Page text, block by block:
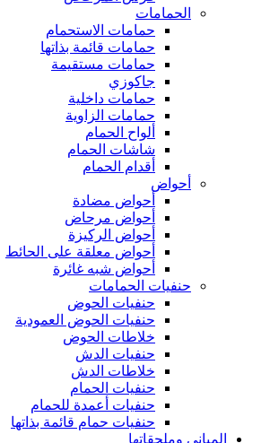
الحمامات
حمامات الاستحمام
حمامات قائمة بذاتها
حمامات مستقيمة
جاكوزي
حمامات داخلية
حمامات الزاوية
ألواح الحمام
شاشات الحمام
أقدام الحمام
أحواض
أحواض مضادة
أحواض مرحاض
أحواض الركيزة
أحواض معلقة على الحائط
أحواض شبه غائرة
حنفيات الحمامات
حنفيات الحوض
حنفيات الحوض العمودية
خلاطات الحوض
حنفيات الدش
خلاطات الدش
حنفيات الحمام
حنفيات أعمدة للحمام
حنفيات حمام قائمة بذاتها
المباني وملحقاتها